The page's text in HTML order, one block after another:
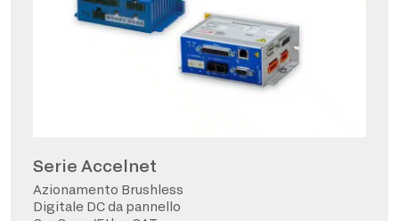
Serie Accelnet
Azionamento Brushless
Digitale DC da pannello